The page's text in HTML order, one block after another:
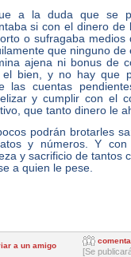
a la duda que se
si con el dinero
o sufragaba
que ninguno
ajena ni bonus de
el bien, y no hay que
las cuentas
y cumplir con el
que tanto dinero le
podrán brotarles
y números. Y
y sacrificio de tantos
a quien le pese.
a un amigo
[Se